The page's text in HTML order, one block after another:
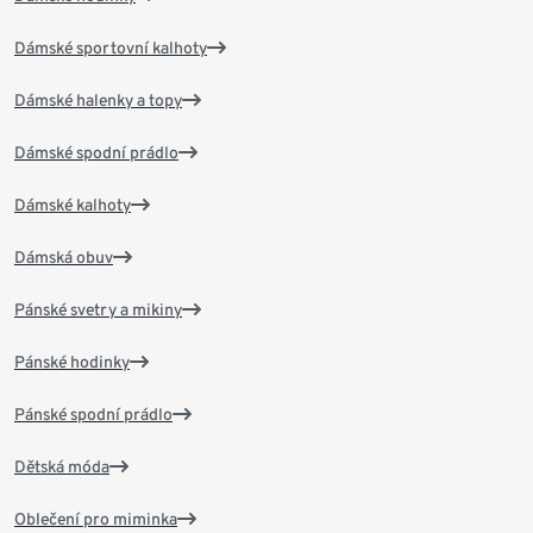
Dámské sportovní kalhoty
Dámské halenky a topy
Dámské spodní prádlo
Dámské kalhoty
Dámská obuv
Pánské svetry a mikiny
Pánské hodinky
Pánské spodní prádlo
Dětská móda
Oblečení pro miminka